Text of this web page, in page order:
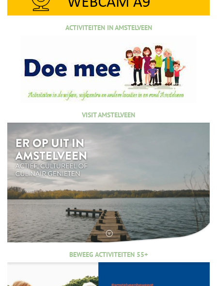
ACTIVITEITEN IN AMSTELVEEN
VISIT AMSTELVEEN
BEWEEG ACTIVITEITEN 55+